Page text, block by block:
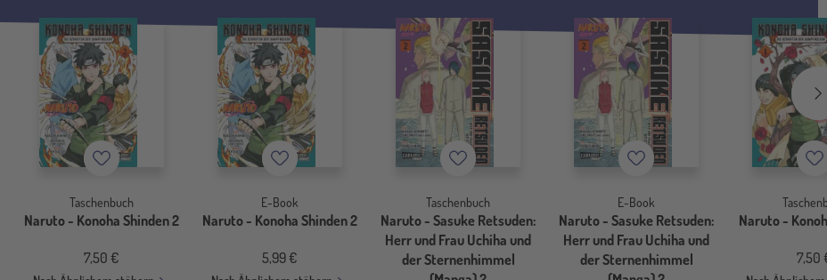
Merkzettel
Taschenbuch
Naruto - Konoha Shinden 2
7,50 €
Merkzettel
E-Book
Naruto - Konoha Shinden 2
5,99 €
Merkzettel
Taschenbuch
Naruto - Sasuke Retsuden:
Herr und Frau Uchiha und
der Sternenhimmel
Merkzettel
E-Book
Naruto - Sasuke Retsuden:
Herr und Frau Uchiha und
der Sternenhimmel
Naruto -
7,50